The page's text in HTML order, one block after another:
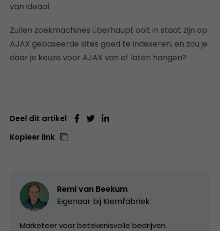
van ideaal.
Zullen zoekmachines überhaupt ooit in staat zijn op
AJAX gebaseerde sites goed te indexeren, en zou je
daar je keuze voor AJAX van af laten hangen?
Deel dit artikel
Kopieer link
Remi van Beekum
Eigenaar bij Kiemfabriek
Marketeer voor betekenisvolle bedrijven.